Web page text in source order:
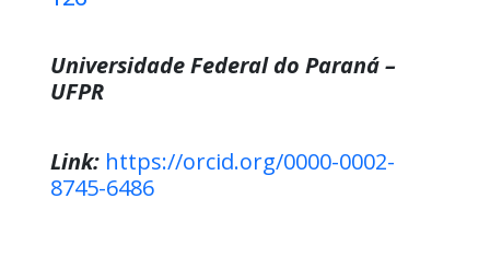
Universidade Federal do Paraná –
UFPR
Link: https://orcid.org/0000-0002-
8745-6486